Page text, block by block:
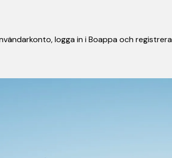
logga in i Boappa och registrera